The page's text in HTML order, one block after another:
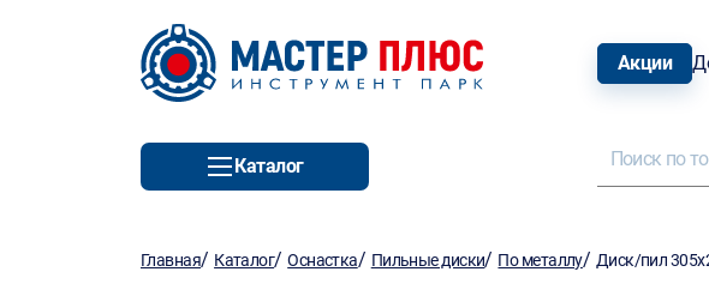
Акции
Каталог
Главная/ Каталог/Оснастка/ Пильные диски/ По металлу/ Диск/пил